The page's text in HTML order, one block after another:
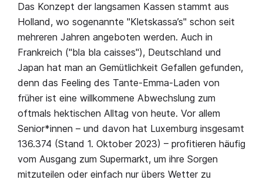
Das Konzept der langsamen Kassen stammt aus
Holland, wo sogenannte "Kletskassa’s" schon seit
mehreren Jahren angeboten werden. Auch in
Frankreich ("bla bla caisses"), Deutschland und
Japan hat man an Gemütlichkeit Gefallen gefunden,
denn das Feeling des Tante-Emma-Laden von
früher ist eine willkommene Abwechslung zum
oftmals hektischen Alltag von heute. Vor allem
Senior*innen – und davon hat Luxemburg insgesamt
136.374 (Stand 1. Oktober 2023) – profitieren häufig
vom Ausgang zum Supermarkt, um ihre Sorgen
mitzuteilen oder einfach nur übers Wetter zu